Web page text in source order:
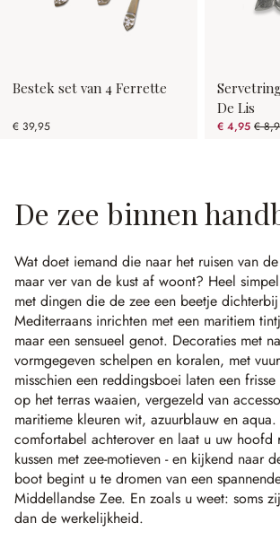
Bestek set van 4 Ferrette
€ 39,95
De Lis
€ 4,95 €
De zee binnen
Wat doet iemand die naar het ruisen van
maar ver van de kust af woont? Heel
met dingen die de zee een beetje
Mediterraans inrichten met een maritiem
maar een sensueel genot. Decoraties met
vormgegeven schelpen en koralen, met
misschien een reddingsboei laten een
op het terras waaien, vergezeld van
maritieme kleuren wit, azuurblauw en
comfortabel achterover en laat u uw hoofd
kussen met zee-motieven - en kijkend naar
boot begint u te dromen van een
Middellandse Zee. En zoals u weet: soms
dan de werkelijkheid.